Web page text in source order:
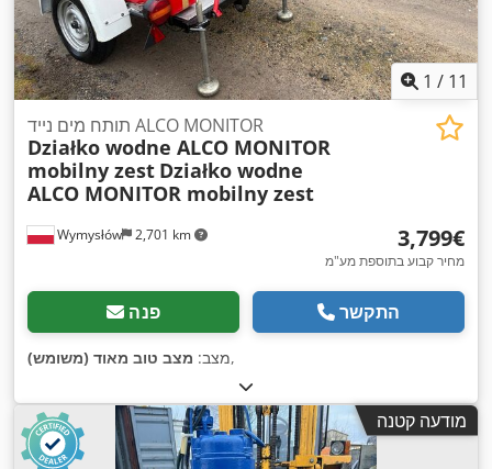
1 / 11
Wymysłów 2,701 km
תותח מים נייד ALCO MONITOR
Działko wodne ALCO MONITOR
mobilny zest Działko wodne
ALCO MONITOR mobilny zest
‏3,799 ‏€
מחיר קבוע בתוספת מע"מ
פנה התקשר
מצב: מצב טוב מאוד (משומש) ,
מודעה קטנה